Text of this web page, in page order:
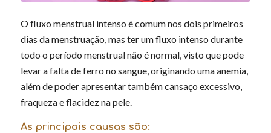
O fluxo menstrual intenso é comum nos dois primeiros
dias da menstruação, mas ter um fluxo intenso durante
todo o período menstrual não é normal, visto que pode
levar a falta de ferro no sangue, originando uma anemia,
além de poder apresentar também cansaço excessivo,
fraqueza e flacidez na pele.
As principais causas são: